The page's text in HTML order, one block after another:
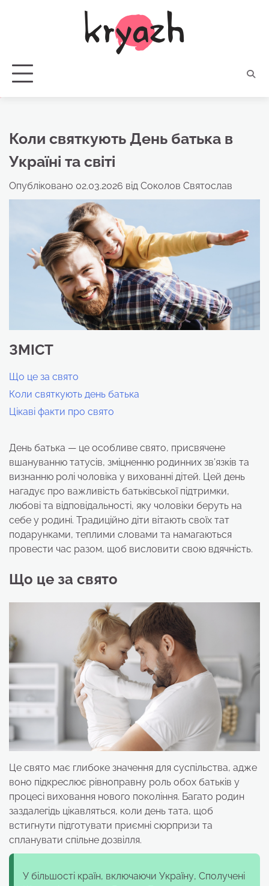
Коли святкують День батька в
Україні та світі
Опубліковано 02.03.2026 від Соколов Святослав
ЗМІСТ
Що це за свято
Коли святкують день батька
Цікаві факти про свято
День батька — це особливе свято, присвячене
вшануванню татусів, зміцненню родинних зв’язків та
визнанню ролі чоловіка у вихованні дітей. Цей день
нагадує про важливість батьківської підтримки,
любові та відповідальності, яку чоловіки беруть на
себе у родині. Традиційно діти вітають своїх тат
подарунками, теплими словами та намагаються
провести час разом, щоб висловити свою вдячність.
Що це за свято
Це свято має глибоке значення для суспільства, адже
воно підкреслює рівноправну роль обох батьків у
процесі виховання нового покоління. Багато родин
заздалегідь цікавляться, коли день тата, щоб
встигнути підготувати приємні сюрпризи та
спланувати спільне дозвілля.
У більшості країн, включаючи Україну, Сполучені